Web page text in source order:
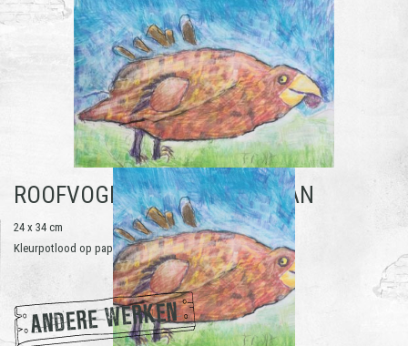
ROOFVOGEL -FRANK BOUTKAN
24 x 34 cm
Kleurpotlood op papier | 2019
ANDERE WERKEN